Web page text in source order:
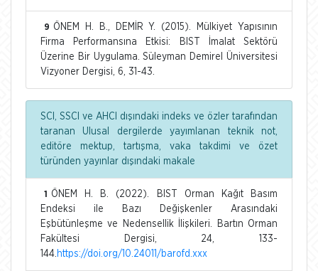
9 ÖNEM H. B., DEMİR Y. (2015). Mülkiyet Yapısının
Firma Performansına Etkisi: BIST İmalat Sektörü
Üzerine Bir Uygulama. Süleyman Demirel Üniversitesi
Vizyoner Dergisi, 6, 31-43.
SCI, SSCI ve AHCI dışındaki indeks ve özler tarafından
taranan Ulusal dergilerde yayımlanan teknik not,
editöre mektup, tartışma, vaka takdimi ve özet
türünden yayınlar dışındaki makale
1
ÖNEM H. B. (2022). BIST Orman Kağıt Basım
Endeksi ile Bazı Değişkenler Arasındaki
Eşbütünleşme ve Nedensellik İlişkileri. Bartın Orman
Fakültesi Dergisi, 24, 133-
144. https://doi.org/10.24011/barofd.xxx